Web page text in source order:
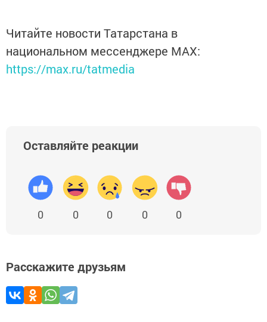
Читайте новости Татарстана в
национальном мессенджере MАХ:
https://max.ru/tatmedia
Оставляйте реакции
0 0 0 0 0
Расскажите друзьям